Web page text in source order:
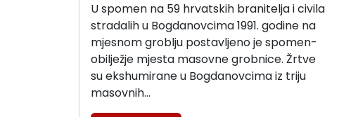
U spomen na 59 hrvatskih branitelja i civila
stradalih u Bogdanovcima 1991. godine na
mjesnom groblju postavljeno je spomen-
obilježje mjesta masovne grobnice. Žrtve
su ekshumirane u Bogdanovcima iz triju
masovnih…